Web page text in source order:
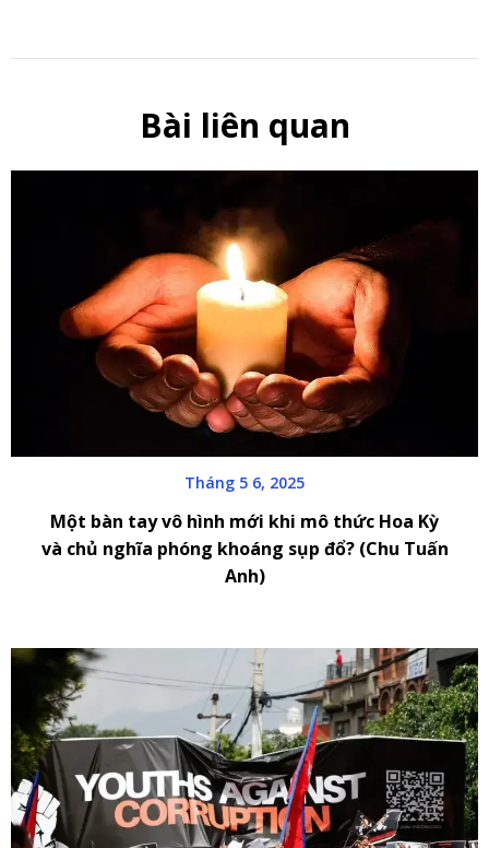
Bài liên quan
Tháng 5 6, 2025
Một bàn tay vô hình mới khi mô thức Hoa Kỳ
và chủ nghĩa phóng khoáng sụp đổ? (Chu Tuấn
Anh)